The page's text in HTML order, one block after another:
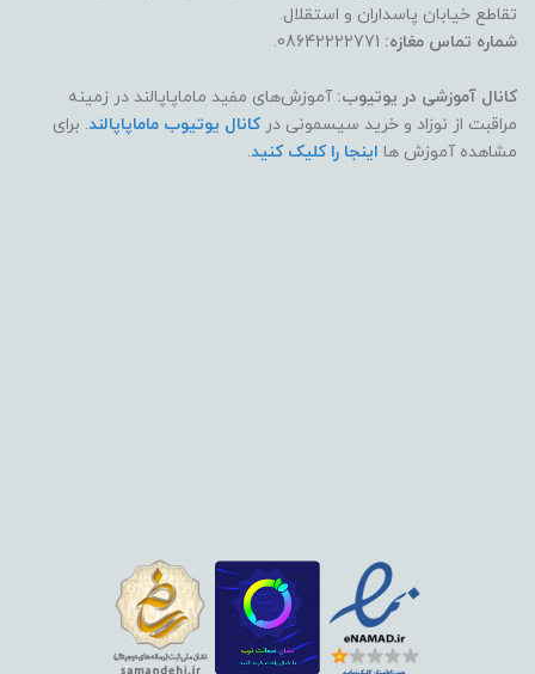
تقاطع خیابان پاسداران و استقلال.
شماره تماس مغازه:
کانال آموزشی در یوتیوب: آموزش‌های مفید ماماپاپالند در زمینه
مراقبت از نوزاد و خرید سیسمونی درکانال یوتیوب ماماپاپالند. برای
مشاهده آموزش ها اینجا را کلیک کنید.